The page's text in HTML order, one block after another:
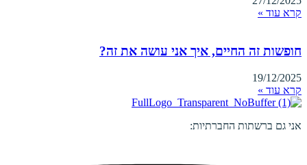
קרא עוד »
חופשות זה החיים, איך אני עושה את זה?
19/12/2025
קרא עוד »
אני גם ברשתות החברתיות: